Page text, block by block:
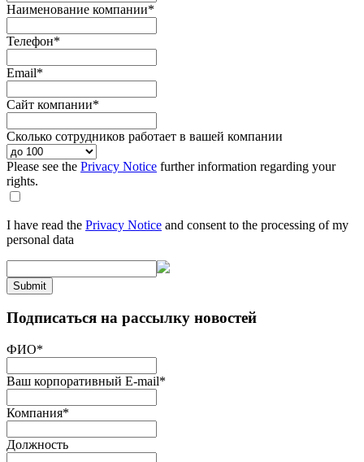
Наименование компании*
Телефон*
Email*
Сайт компании*
Сколько сотрудников работает в вашей компании
Please see the Privacy Notice further information regarding your
rights.
I have read the Privacy Notice and consent to the processing of my
personal data
Submit
Подписаться на рассылку новостей
ФИО*
Ваш корпоративный E-mail*
Компания*
Должность